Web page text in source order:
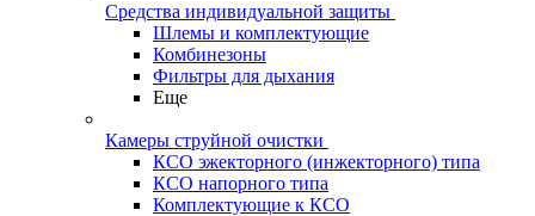
Средства индивидуальной защиты
Шлемы и комплектующие
Комбинезоны
Фильтры для дыхания
Еще
Камеры струйной очистки
КСО эжекторного (инжекторного) типа
КСО напорного типа
Комплектующие к КСО